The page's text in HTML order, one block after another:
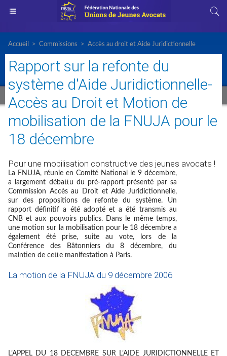
Accueil > Commissions > Accès au droit et Aide Juridictionnelle
Rapport sur la refonte du
système d'Aide Juridictionnelle-
Accès au Droit et Motion de
mobilisation de la FNUJA pour le
18 décembre
Pour une mobilisation constructive des jeunes avocats !
La FNUJA, réunie en Comité National le 9 décembre,
a largement débattu du pré-rapport présenté par sa
Commission Accès au Droit et Aide Juridictionnelle,
sur des propositions de refonte du système. Un
rapport définitif a été adopté et a été transmis au
CNB et aux pouvoirs publics. Dans le même temps,
une motion sur la mobilisation pour le 18 décembre a
également été prise, suite au vote, lors de la
Conférence des Bâtonniers du 8 décembre, du
maintien de cette manifestation à Paris.
La motion de la FNUJA du 9 décembre 2006
L’APPEL DU 18 DECEMBRE SUR L’AIDE JURIDICTIONNELLE ET